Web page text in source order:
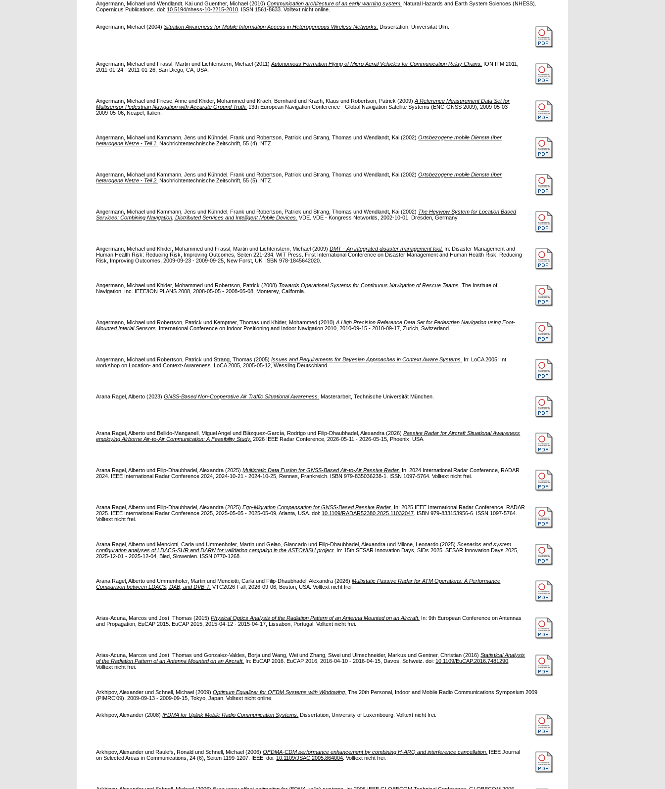
Angermann, Michael undWendlandt, Kai undGuenther, Michael (2010)Communication architecture of an early warning system. Natural Hazards and Earth System Sciences (NHESS).
Copernicus Publications. doi: 10.5194/nhess-10-2215-2010 . ISSN 1561-8633. Volltext nicht online.
Angermann, Michael (2004)Situation Awareness for Mobile Information Access in Heterogeneous Wireless Networks. Dissertation, Universität Ulm.
Angermann, Michael undFrassl, Martin undLichtenstern, Michael (2011)Autonomous Formation Flying of Micro Aerial Vehicles for Communication Relay Chains. ION ITM 2011,
2011-01-24 - 2011-01-26, San Diego, CA, USA.
Angermann, Michael undFriese, Anne undKhider, Mohammed undKrach, Bernhard undKrach, Klaus undRobertson, Patrick (2009)A Reference Measurement Data Set for
Multisensor Pedestrian Navigation with Accurate Ground Truth. 13th European Navigation Conference - Global Navigation Satellite Systems (ENC-GNSS 2009), 2009-05-03 -
2009-05-06, Neapel, Italien.
Angermann, Michael und Kammann, Jens und Kühndel, Frank und Robertson, Patrick undStrang, Thomas undWendlandt, Kai (2002)Ortsbezogene mobile Dienste über
heterogene Netze - Teil 1.
Nachrichtentechnische Zeitschrift, 55 (4). NTZ.
Angermann, Michael undKammann, Jens undKühndel, Frank undRobertson, Patrick undStrang, Thomas undWendlandt, Kai (2002)Ortsbezogene mobile Dienste über
heterogene Netze - Teil 2. Nachrichtentechnische Zeitschrift, 55 (5). NTZ.
Angermann, Michael undKammann, Jens undKühndel, Frank undRobertson, Patrick undStrang, Thomas undWendlandt, Kai (2002) The Heywow System for Location Based
Services: Combining Navigation, Distributed Services and Intelligent Mobile Devices. VDE. VDE - Kongress Networlds, 2002-10-01, Dresden, Germany.
Angermann, Michael undKhider, Mohammed undFrassl, Martin undLichtenstern, Michael (2009)DMT - An integrated disaster management tool. In: Disaster Management and
Human Health Risk: Reducing Risk, Improving Outcomes, Seiten 221-234. WIT Press. First International Conference on Disaster Management and Human Health Risk: Reducing
Risk, Improving Outcomes, 2009-09-23 - 2009-09-25, New Forst, UK. ISBN 978-1845642020.
Angermann, Michael und Khider, Mohammed und Robertson, Patrick (2008) Towards Operational Systems for Continuous Navigation of Rescue Teams. The Institute of
Navigation, Inc. IEEE/ION PLANS 2008, 2008-05-05 - 2008-05-08, Monterey, California.
Angermann, Michael undRobertson, Patrick undKemptner, Thomas undKhider, Mohammed (2010)A High Precision Reference Data Set for Pedestrian Navigation using Foot-
Mounted Interial Sensors. International Conference on Indoor Positioning and Indoor Navigation 2010, 2010-09-15 - 2010-09-17, Zurich, Switzerland.
Angermann, Michael undRobertson, Patrick undStrang, Thomas (2005)Issues and Requirements for Bayesian Approaches in Context Aware Systems. In: LoCA 2005: Int.
workshop on Location- and Context-Awareness. LoCA 2005, 2005-05-12, Wessling Deutschland.
Arana Ragel, Alberto (2023)GNSS-Based Non-Cooperative Air Traffic Situational Awareness. Masterarbeit, Technische Universität München.
Arana Ragel, Alberto und Bellido-Manganell, Miguel Angel und Blázquez-García, Rodrigo und Filip-Dhaubhadel, Alexandra (2026)Passive Radar for Aircraft Situational Awareness
employing Airborne Air-to-Air Communication: A Feasibility Study. 2026 IEEE Radar Conference, 2026-05-11 - 2026-05-15, Phoenix, USA.
Arana Ragel, Alberto undFilip-Dhaubhadel, Alexandra (2025)Multistatic Data Fusion for GNSS-Based Air-to-Air Passive Radar. In: 2024 International Radar Conference, RADAR
2024. IEEE International Radar Conference 2024, 2024-10-21 - 2024-10-25, Rennes, Frankreich. ISBN 979-835036238-1. ISSN 1097-5764. Volltext nicht frei.
Arana Ragel, Alberto undFilip-Dhaubhadel, Alexandra (2025)Ego-Migration Compensation for GNSS-Based Passive Radar. In: 2025 IEEE International Radar Conference, RADAR
2025. IEEE International Radar Conference 2025, 2025-05-05 - 2025-05-09, Atlanta, USA. doi: 10.1109/RADAR52380.2025.11032047 . ISBN 979-833153956-6. ISSN 1097-5764.
Volltext nicht frei.
Arana Ragel, Alberto undMenciotti, Carla undUmmenhofer, Martin undGelao, Giancarlo undFilip-Dhaubhadel, Alexandra undMilone, Leonardo (2025)Scenarios and system
configuration analyses of LDACS-SUR and DARN for validation campaign in the ASTONISH project. In: 15th SESAR Innovation Days, SIDs 2025. SESAR Innovation Days 2025,
2025-12-01 - 2025-12-04, Bled, Slowenien. ISSN 0770-1268.
Arana Ragel, Alberto undUmmenhofer, Martin und Menciotti, Carla und Filip-Dhaubhadel, Alexandra (2026)Multistatic Passive Radar for ATM Operations: A Performance
Comparison between LDACS, DAB, and DVB-T. VTC2026-Fall, 2026-09-06, Boston, USA. Volltext nicht frei.
Arias-Acuna, Marcos undJost, Thomas (2015)Physical Optics Analysis of the Radiation Pattern of an Antenna Mounted on an Aircraft. In: 9th European Conference on Antennas
and Propagation, EuCAP 2015. EuCAP 2015, 2015-04-12 - 2015-04-17, Lissabon, Portugal. Volltext nicht frei.
Arias-Acuna, Marcos undJost, Thomas undGonzalez-Valdes, Borja undWang, Wei undZhang, Siwei undUlmschneider, Markus undGentner, Christian (2016)Statistical Analysis
of the Radiation Pattern of an Antenna Mounted on an Aircraft. In: EuCAP 2016. EuCAP 2016, 2016-04-10 - 2016-04-15, Davos, Schweiz. doi: 10.1109/EuCAP.2016.7481290
Volltext nicht frei.
Arkhipov, Alexander undSchnell, Michael (2009)Optimum Equalizer for OFDM Systems with Windowing. The 20th Personal, Indoor and Mobile Radio Communications Symposium 2009
(PIMRC’09), 2009-09-13 - 2009-09-15, Tokyo, Japan. Volltext nicht online.
Arkhipov, Alexander (2008)IFDMA for Uplink Mobile Radio Communication Systems. Dissertation, University of Luxembourg. Volltext nicht frei.
Arkhipov, Alexander undRaulefs, Ronald undSchnell, Michael (2006)OFDMA-CDM performance enhancement by combining H-ARQ and interference cancellation. IEEE Journal
on Selected Areas in Communications, 24 (6), Seiten 1199-1207. IEEE. doi: 10.1109/JSAC.2005.864004 . Volltext nicht frei.